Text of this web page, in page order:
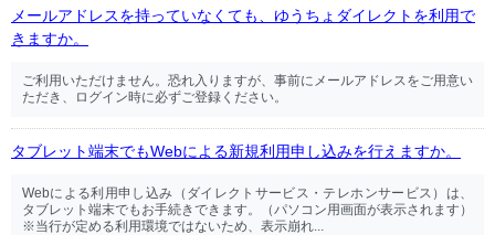
メールアドレスを持っていなくても、ゆうちょダイレクトを利用で
きますか。
ご利用いただけません。恐れ入りますが、事前にメールアドレスをご用意い
ただき、ログイン時に必ずご登録ください。
タブレット端末でもWebによる新規利用申し込みを行えますか。
Webによる利用申し込み（ダイレクトサービス・テレホンサービス）は、
タブレット端末でもお手続きできます。（パソコン用画面が表示されます）
※当行が定める利用環境ではないため、表示崩れ...